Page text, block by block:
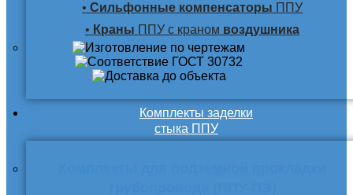
• Сильфонные компенсаторы ППУ
• Краны ППУ с краном воздушника
Комплекты заделки
стыка ППУ